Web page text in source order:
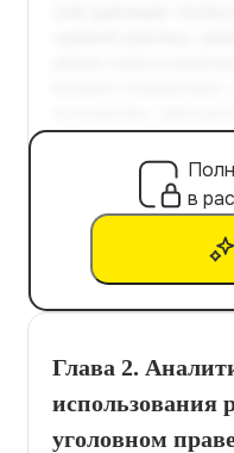
в
Глава 2.
использования
уголовном